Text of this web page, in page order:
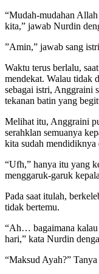
“Mudah-mudahan
kita,” jawab Nurdin
”Amin,” jawab sang
Waktu terus berlalu,
mendekat. Walau tidak
sebagai istri, Anggraini
tekanan batin yang
Melihat itu, Anggraini
serahklan semuanya
kita sudah mendidiknya
“Ufh,” hanya itu yang
menggaruk-garuk
Pada saat itulah,
tidak bertemu.
“Ah… bagaimana kalau
hari,” kata Nurdin
“Maksud Ayah?”